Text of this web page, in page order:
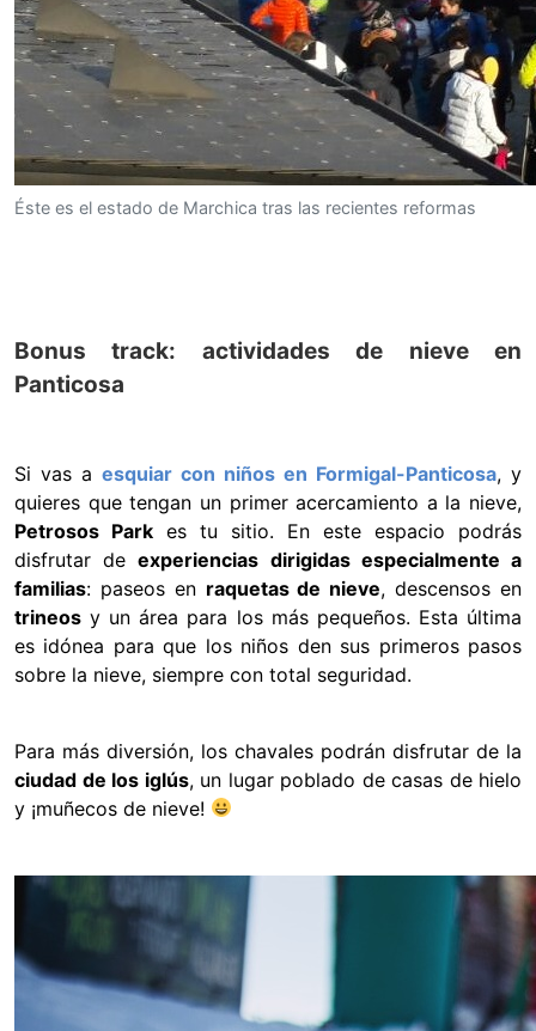
Éste es el estado de Marchica tras las recientes reformas
Bonus track: actividades de nieve en
Panticosa
Si vas a esquiar con niños en Formigal-Panticosa, y
quieres que tengan un primer acercamiento a la nieve,
Petrosos Park es tu sitio. En este espacio podrás
disfrutar deexperiencias dirigidas especialmente a
familias: paseos en raquetas de nieve, descensos en
trineos y un área para los más pequeños. Esta última
es idónea para que los niños den sus primeros pasos
sobre la nieve, siempre con total seguridad.
Para más diversión, los chavales podrán disfrutar de la
ciudad de los iglús, un lugar poblado de casas de hielo
y ¡muñecos de nieve!